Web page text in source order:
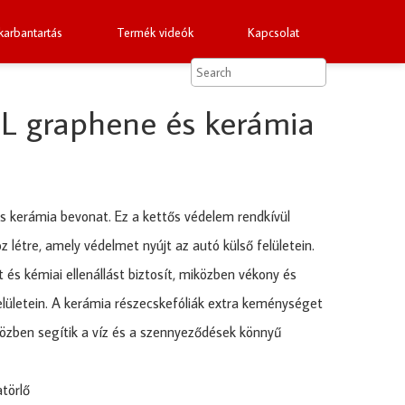
Termék videók Kapcsolat
graphene és kerámia
kerámia bevonat. Ez a kettős védelem rendkívül
létre, amely védelmet nyújt az autó külső felületein.
kémiai ellenállást biztosít, miközben vékony és
A kerámia részecskefóliák extra keménységet
segítik a víz és a szennyeződések könnyű